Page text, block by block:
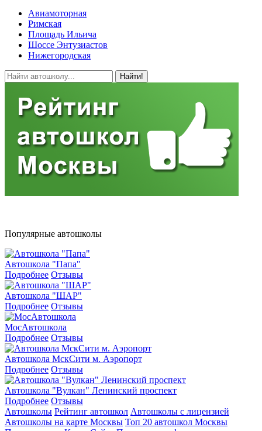
Авиамоторная
Римская
Площадь Ильича
Шоссе Энтузиастов
Нижегородская
Найти!
Популярные автошколы
Автошкола "Папа"
Подробнее Отзывы
Автошкола "ШАР"
Подробнее Отзывы
МосАвтошкола
Подробнее Отзывы
Автошкола МскСити м. Аэропорт
Подробнее Отзывы
Автошкола "Вулкан" Ленинский проспект
Подробнее Отзывы
Автошколы Рейтинг автошкол Автошколы с лицензией
Автошколы на карте Москвы Топ 20 автошкол Москвы